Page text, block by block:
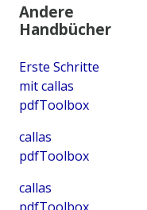
Andere
Handbücher
Erste Schritte
mit callas
pdfToolbox
callas
pdfToolbox
callas
pdfToolbox